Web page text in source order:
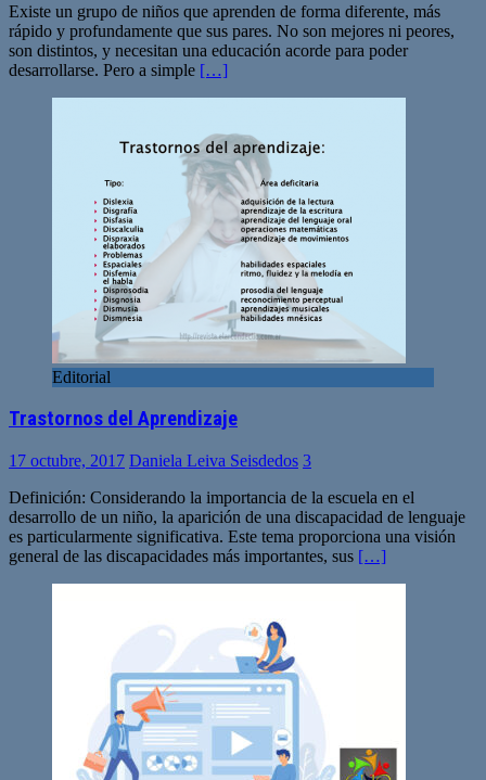
Existe un grupo de niños que aprenden de forma diferente, más
rápido y profundamente que sus pares. No son mejores ni peores,
son distintos, y necesitan una educación acorde para poder
desarrollarse. Pero a simple […]
Editorial
Trastornos del Aprendizaje
17 octubre, 2017 Daniela Leiva Seisdedos 3
Definición: Considerando la importancia de la escuela en el
desarrollo de un niño, la aparición de una discapacidad de lenguaje
es particularmente significativa. Este tema proporciona una visión
general de las discapacidades más importantes, sus […]